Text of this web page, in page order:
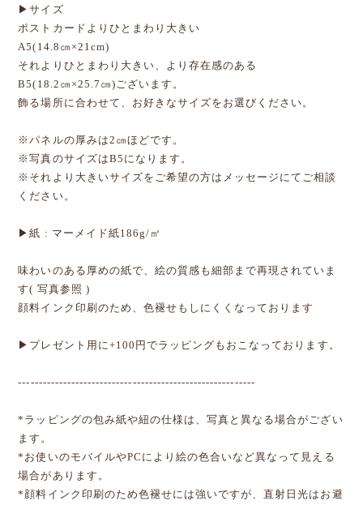
▶サイズ
ポストカードよりひとまわり大きい
A5(14.8㎝×21cm)
それよりひとまわり大きい、より存在感のある
B5(18.2㎝×25.7㎝)ございます。
飾る場所に合わせて、お好きなサイズをお選びください。
※パネルの厚みは2㎝ほどです。
※写真のサイズはB5になります。
※それより大きいサイズをご希望の方はメッセージにてご相談
ください。
▶紙 : マーメイド紙186g/㎡
味わいのある厚めの紙で、絵の質感も細部まで再現されていま
す( 写真参照 )
顔料インク印刷のため、色褪せもしにくくなっております
▶プレゼント用に+100円でラッピングもおこなっております。
----------------------------------------------------------
*ラッピングの包み紙や紐の仕様は、写真と異なる場合がござい
ます。
*お使いのモバイルやPCにより絵の色合いなど異なって見える
場合があります。
*顔料インク印刷のため色褪せには強いですが、直射日光はお避